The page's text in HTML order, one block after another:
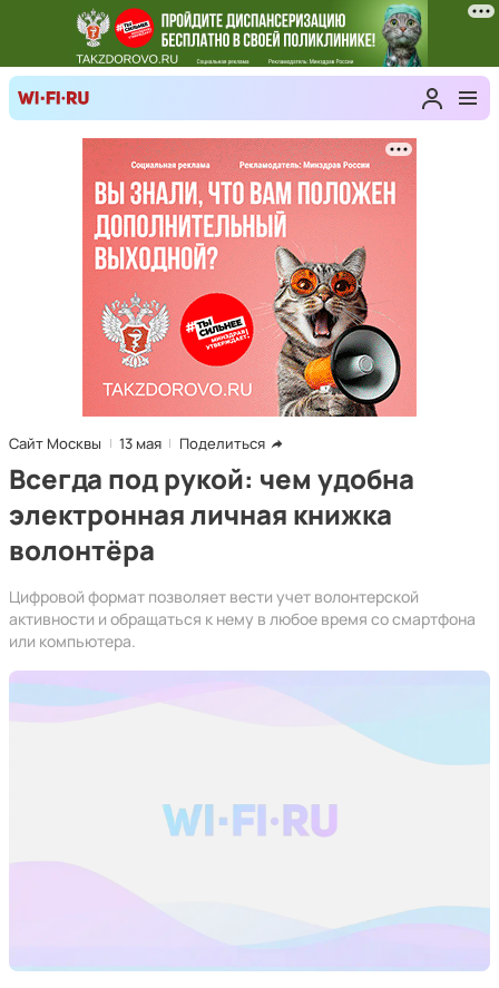
Сайт Москвы 13 мая Поделиться
Всегда под рукой: чем удобна
электронная личная книжка
волонтёра
Цифровой формат позволяет вести учет волонтерской
активности и обращаться к нему в любое время со смартфона
или компьютера.